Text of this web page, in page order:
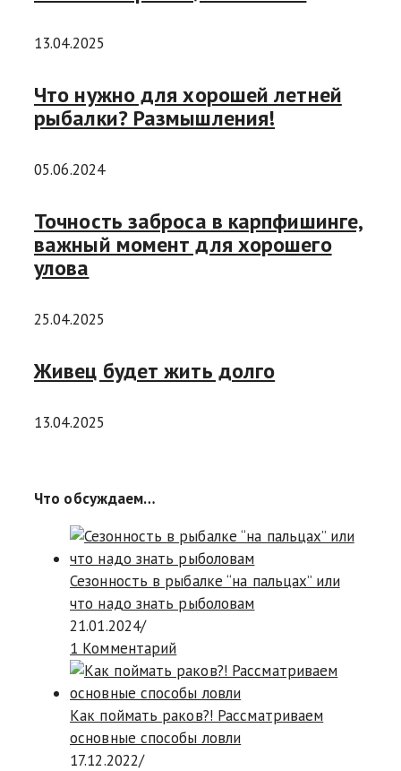
13.04.2025
Что нужно для хорошей летней
рыбалки? Размышления!
05.06.2024
Точность заброса в карпфишинге,
важный момент для хорошего
улова
25.04.2025
Живец будет жить долго
13.04.2025
Что обсуждаем…
Сезонность в рыбалке “на пальцах” или
что надо знать рыболовам
21.01.2024/
1 Комментарий
Как поймать раков?! Рассматриваем
основные способы ловли
17.12.2022/